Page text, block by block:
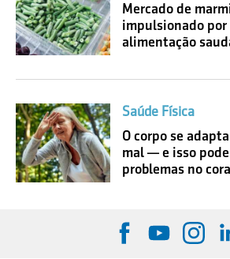
Mercado de
impulsionado por
alimentação
Saúde Física
O corpo se
mal — e isso
problemas no